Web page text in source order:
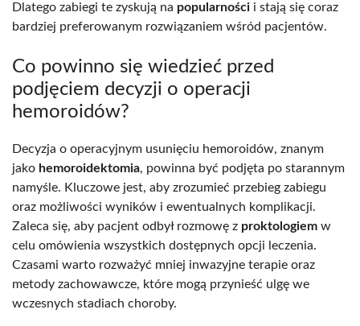
Dlatego zabiegi te zyskują na popularności i stają się coraz
bardziej preferowanym rozwiązaniem wśród pacjentów.
Co powinno się wiedzieć przed
podjęciem decyzji o operacji
hemoroidów?
Decyzja o operacyjnym usunięciu hemoroidów, znanym
jako hemoroidektomia, powinna być podjęta po starannym
namyśle. Kluczowe jest, aby zrozumieć przebieg zabiegu
oraz możliwości wyników i ewentualnych komplikacji.
Zaleca się, aby pacjent odbył rozmowę z proktologiem w
celu omówienia wszystkich dostępnych opcji leczenia.
Czasami warto rozważyć mniej inwazyjne terapie oraz
metody zachowawcze, które mogą przynieść ulgę we
wczesnych stadiach choroby.